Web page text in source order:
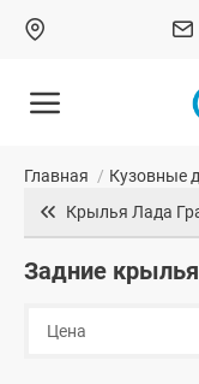
Главная / Кузовные
Крылья Лада
Задние